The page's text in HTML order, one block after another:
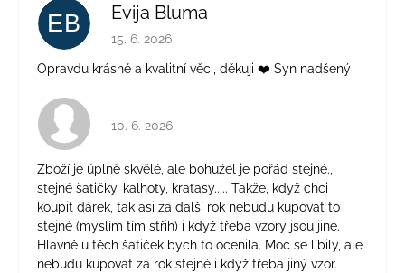
EB Evija Bluma
Hodnocení obchodu je 5 z 5 hvězdiček.
15. 6. 2026
Opravdu krásné a kvalitní věci, děkuji ❤️ Syn nadšený
Hodnocení obchodu je 4 z 5 hvězdiček.
10. 6. 2026
Zboží je úplně skvělé, ale bohužel je pořád stejné.,
stejné šatičky, kalhoty, kraťasy..... Takže, když chci
koupit dárek, tak asi za další rok nebudu kupovat to
stejné (myslím tím střih) i když třeba vzory jsou jiné.
Hlavně u těch šatiček bych to ocenila. Moc se líbily, ale
nebudu kupovat za rok stejné i když třeba jiný vzor.